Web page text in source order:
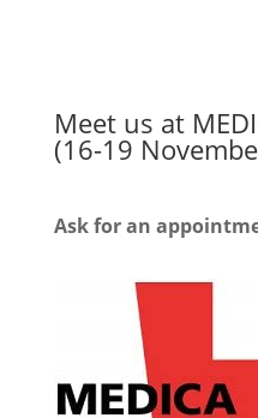
Meet us at
(16-19
Ask for an